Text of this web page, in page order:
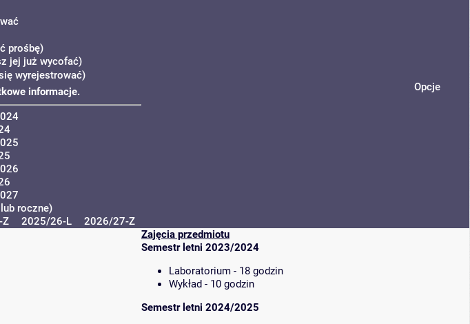
prośbę)
jej już wycofać)
wyrejestrować)
informacje.
roczne)
Opcje
Z 2025/26-L 2026/27-Z
Zajęcia przedmiotu
Semestr letni 2023/2024
Laboratorium - 18 godzin
Wykład - 10 godzin
Semestr letni 2024/2025